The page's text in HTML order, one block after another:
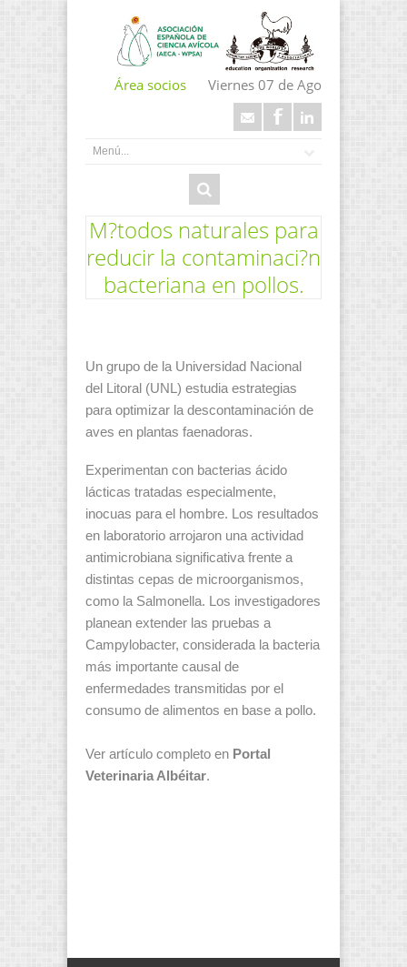
Área socios Viernes 07 de Ago
M?todos naturales para
reducir la contaminaci?n
bacteriana en pollos.
Un grupo de la Universidad Nacional
del Litoral (UNL) estudia estrategias
para optimizar la descontaminación de
aves en plantas faenadoras.
Experimentan con bacterias ácido
lácticas tratadas especialmente,
inocuas para el hombre. Los resultados
en laboratorio arrojaron una actividad
antimicrobiana significativa frente a
distintas cepas de microorganismos,
como la Salmonella. Los investigadores
planean extender las pruebas a
Campylobacter, considerada la bacteria
más importante causal de
enfermedades transmitidas por el
consumo de alimentos en base a pollo.
Ver artículo completo en Portal
Veterinaria Albéitar.